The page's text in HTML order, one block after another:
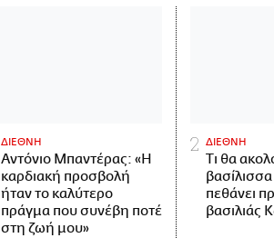
ΔΙΕΘΝΗ
Αντόνιο Μπαντέρας: «Η
καρδιακή προσβολή
ήταν το καλύτερο
πράγμα που συνέβη ποτέ
στη ζωή μου»
ΔΙΕΘΝΗ
Τι θα
πεθάνει
βασιλιάς